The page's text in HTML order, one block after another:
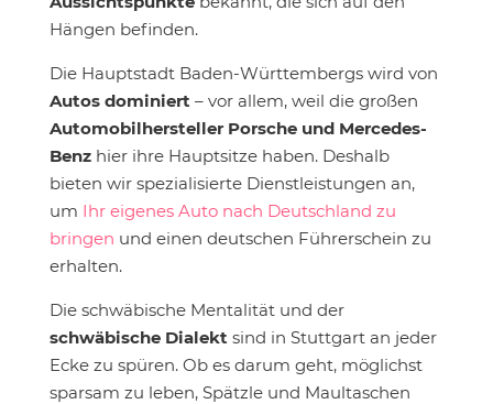
Hängen befinden.
Die Hauptstadt Baden-Württembergs wird von
Autos dominiert – vor allem, weil die großen
Automobilhersteller Porsche und Mercedes-
Benzhier ihre Hauptsitze haben. Deshalb
bieten wir spezialisierte Dienstleistungen an,
um Ihr eigenes Auto nach Deutschland zu
bringen und einen deutschen Führerschein zu
erhalten.
Die schwäbische Mentalität und der
schwäbische Dialekt sind in Stuttgart an jeder
Ecke zu spüren. Ob es darum geht, möglichst
sparsam zu leben, Spätzle und Maultaschen